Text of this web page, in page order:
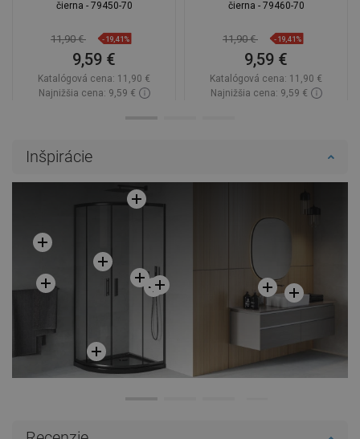
čierna - 79450-70
11,90 € -19,41%
9,59 €
Katalógová cena: 11,90 €
Najnižšia cena: 9,59 €
čierna - 79460-70
11,90 € -19,41%
9,59 €
Katalógová cena: 11,90 €
Najnižšia cena: 9,59 €
Inšpirácie